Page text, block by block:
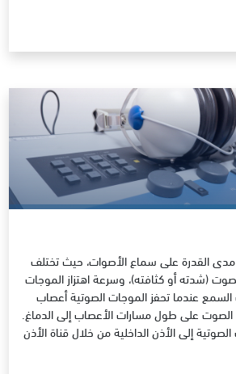
القدرة على سماع الأصوات، حيث تختلف
(شدته أو كثافته)، وسرعة اهتزاز الموجات
السمع عندما تحفز الموجات الصوتية أعصاب
الصوت على طول مسارات الأعصاب إلى الدماغ.
إلى الأذن الداخلية من خلال قناة الأذن